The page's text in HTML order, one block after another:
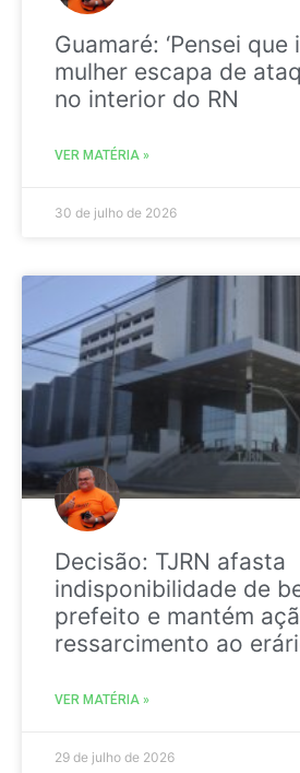
Guamaré: ‘Pensei que
mulher escapa de
no interior do RN
VER MATÉRIA »
30 de julho de 2026
Decisão: TJRN afasta
indisponibilidade de
prefeito e mantém
ressarcimento ao
VER MATÉRIA »
29 de julho de 2026